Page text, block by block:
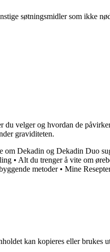
søtningsmidler som ikke
velger og hvordan de
graviditeten.
om Dekadin og Dekadin Duo
• Alt du trenger å vite om
metoder• Mine
kan kopieres eller brukes